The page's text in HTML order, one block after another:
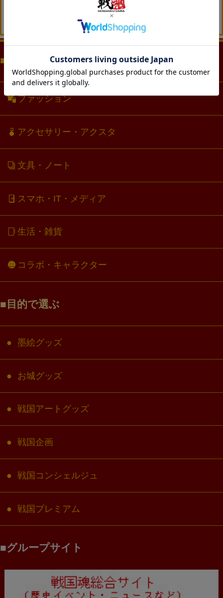
商品カテゴリー（CATEGORY)
ファッション
アクセサリー・アクスタ
文具・ノート
スマホ・IT・メディア
生活・雑貨
コラボ・キャラクター
目的で選ぶ
墨絵グッズ
お城グッズ
戦国アートグッズ
戦国企画
戦国コンシェルジュ
戦国プレミアム
グループサイト